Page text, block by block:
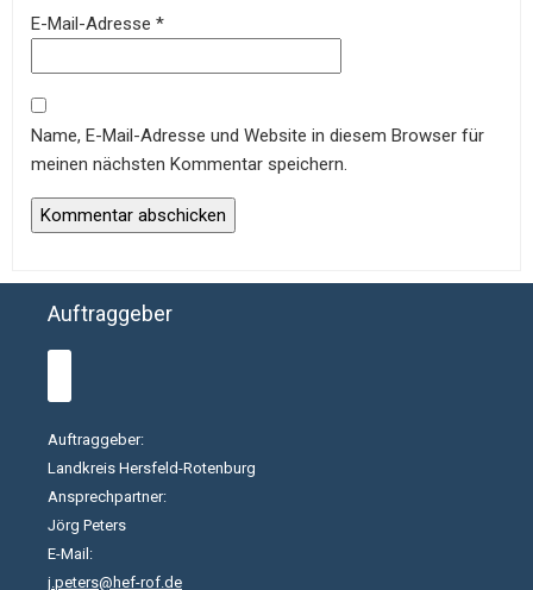
E-Mail-Adresse *
Name, E-Mail-Adresse und Website in diesem Browser für
meinen nächsten Kommentar speichern.
Auftraggeber
Auftraggeber:
Landkreis Hersfeld-Rotenburg
Ansprechpartner:
Jörg Peters
E-Mail:
j.peters@hef-rof.de